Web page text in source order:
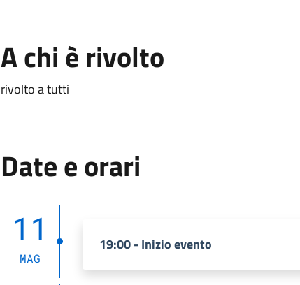
A chi è rivolto
rivolto a tutti
Date e orari
11
MAG
19:00 - Inizio evento